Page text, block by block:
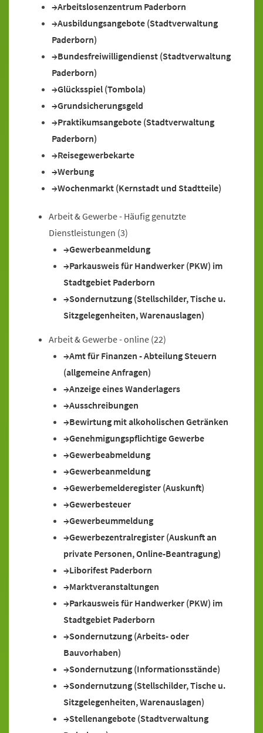
Arbeitslosenzentrum Paderborn
Ausbildungsangebote (Stadtverwaltung
Paderborn)
Bundesfreiwilligendienst (Stadtverwaltung
Paderborn)
Glücksspiel (Tombola)
Grundsicherungsgeld
Praktikumsangebote (Stadtverwaltung
Paderborn)
Reisegewerbekarte
Werbung
Wochenmarkt (Kernstadt und Stadtteile)
Arbeit & Gewerbe - Häufig genutzte
Dienstleistungen (3)
Gewerbeanmeldung
Parkausweis für Handwerker (PKW) im
Stadtgebiet Paderborn
Sondernutzung (Stellschilder, Tische u.
Sitzgelegenheiten, Warenauslagen)
Arbeit & Gewerbe - online (22)
Amt für Finanzen - Abteilung Steuern
(allgemeine Anfragen)
Anzeige eines Wanderlagers
Ausschreibungen
Bewirtung mit alkoholischen Getränken
Genehmigungspflichtige Gewerbe
Gewerbeabmeldung
Gewerbeanmeldung
Gewerbemelderegister (Auskunft)
Gewerbesteuer
Gewerbeummeldung
Gewerbezentralregister (Auskunft an
private Personen, Online-Beantragung)
Liborifest Paderborn
Marktveranstaltungen
Parkausweis für Handwerker (PKW) im
Stadtgebiet Paderborn
Sondernutzung (Arbeits- oder
Bauvorhaben)
Sondernutzung (Informationsstände)
Sondernutzung (Stellschilder, Tische u.
Sitzgelegenheiten, Warenauslagen)
Stellenangebote (Stadtverwaltung